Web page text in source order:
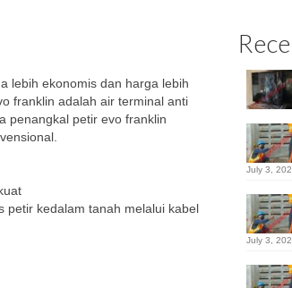
lebih ekonomis dan harga lebih
franklin adalah air terminal anti
penangkal petir evo franklin
petir kedalam tanah melalui kabel
July 3,
July 3,